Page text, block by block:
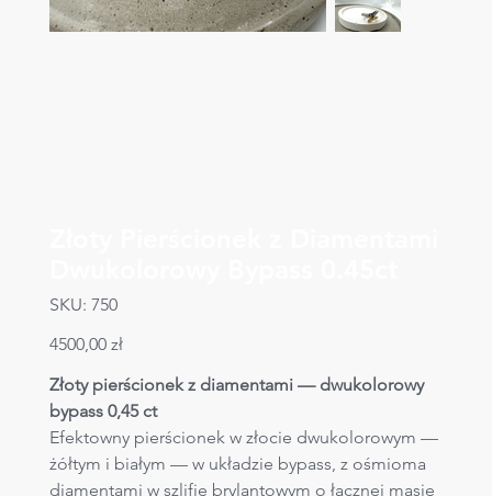
SKU: SKU
750
750
Cena
4500,00 zł
Złoty pierścionek z diamentami — dwukolorowy
bypass 0,45 ct
Efektowny pierścionek w złocie dwukolorowym —
żółtym i białym — w układzie bypass, z ośmioma
diamentami w szlifie brylantowym o łącznej masie